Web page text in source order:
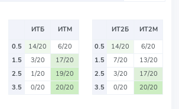
ИТБ
ИТМ
0.5
14/20
6/20
1.5
3/20
17/20
2.5
1/20
19/20
3.5
0/20 20/20
ИТ2Б
ИТ2М
0.5
14/20
6/20
1.5
7/20
13/20
2.5
3/20
17/20
3.5
0/20 20/20